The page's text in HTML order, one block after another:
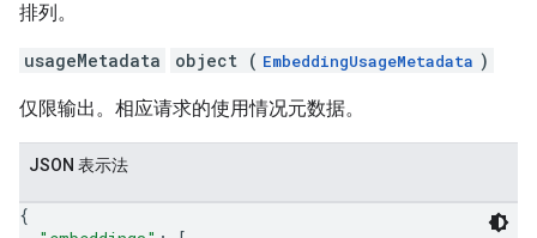
排列。
usageMetadata object ( EmbeddingUsageMetadata )
仅限输出。相应请求的使用情况元数据。
JSON 表示法
{